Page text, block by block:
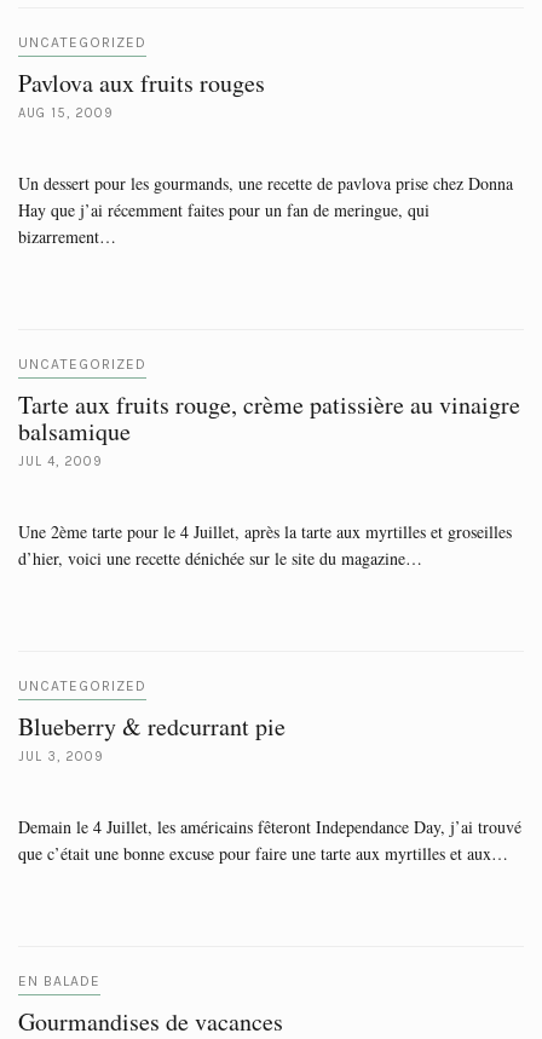
UNCATEGORIZED
Pavlova aux fruits rouges
AUG 15, 2009
Un dessert pour les gourmands, une recette de pavlova prise chez Donna
Hay que j’ai récemment faites pour un fan de meringue, qui
bizarrement…
UNCATEGORIZED
Tarte aux fruits rouge, crème patissière au vinaigre
balsamique
JUL 4, 2009
Une 2ème tarte pour le 4 Juillet, après la tarte aux myrtilles et groseilles
d’hier, voici une recette dénichée sur le site du magazine…
UNCATEGORIZED
Blueberry & redcurrant pie
JUL 3, 2009
Demain le 4 Juillet, les américains fêteront Independance Day, j’ai trouvé
que c’était une bonne excuse pour faire une tarte aux myrtilles et aux…
EN BALADE
Gourmandises de vacances